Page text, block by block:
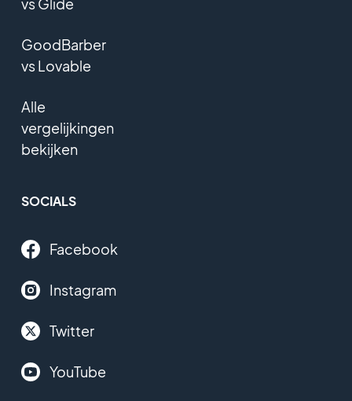
vs Glide
GoodBarber
vs Lovable
Alle
vergelijkingen
bekijken
SOCIALS
Facebook
Instagram
Twitter
YouTube